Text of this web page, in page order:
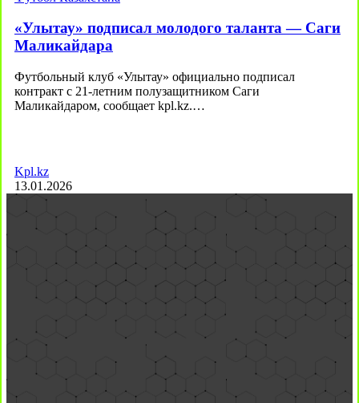
«Улытау» подписал молодого таланта — Саги
Маликайдара
Футбольный клуб «Улытау» официально подписал
контракт с 21-летним полузащитником Саги
Маликайдаром, сообщает kpl.kz.…
Kpl.kz
13.01.2026